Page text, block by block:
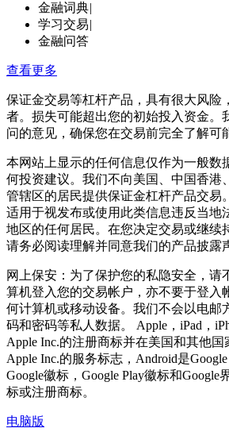
金融词典|
学习交易|
金融问答
查看更多
保证金交易等杠杆产品，具有很大风险
者。损失可能超出您的初始投入资金。
问的意见，确保您在交易前完全了解可
本网站上显示的任何信息仅作为一般数
何投资建议。我们不向美国、中国香港
管辖区的居民提供保证金杠杆产品交易
适用于视发布或使用此类信息违反当地
地区的任何居民。在您决定交易或继续
请务必阅读理解并同意我们的产品披露
网上保安：为了保护您的私隐安全，请
算机登入您的交易帐户，亦不要于登入
何计算机或移动设备。我们不会以电邮
码和密码等私人数据。 Apple，iPad，
Apple Inc.的注册商标并在美国和其他国
Apple Inc.的服务标志，Android是Google
Google徽标，Google Play徽标和Google
标或注册商标。
电脑版